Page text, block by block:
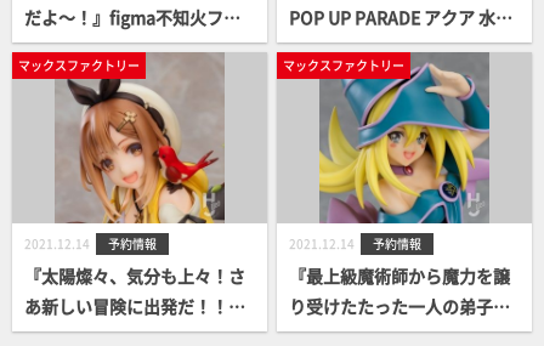
だよ～！』figma不知火フレ
ア案内開始！
POP UP PARADE アクア 水着
Ver.案内開始！
マックスファクトリー
2021.12.14 予約情報
『太陽燦々、気分も上々！さ
あ新しい冒険に出発だ！！』
ライザリン・シュタウト案内
マックスファクトリー
2021.12.14 予約情報
『最上級魔術師から魔力を譲
り受けたたった一人の弟子！
来い！ブラック・マジシャ